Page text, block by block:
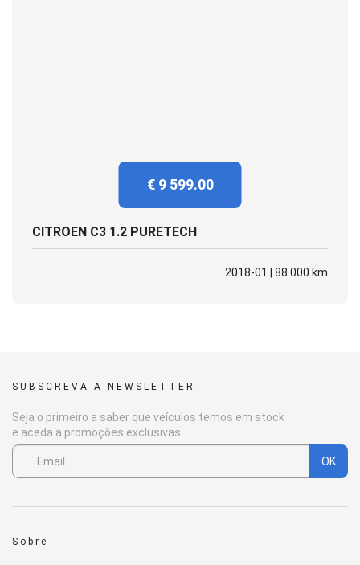
€ 9 599.00
CITROEN C3 1.2 PURETECH
2018-01 | 88 000 km
SUBSCREVA A NEWSLETTER
Seja o primeiro a saber que veículos temos em stock
e aceda a promoções exclusivas
OK
Sobre